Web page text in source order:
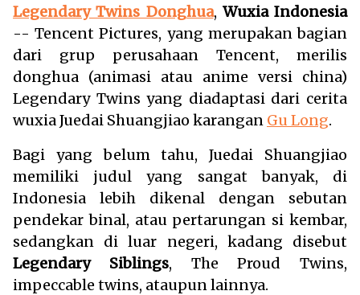
Legendary Twins Donghua, Wuxia Indonesia
-- Tencent Pictures, yang merupakan bagian
dari grup perusahaan Tencent, merilis
donghua (animasi atau anime versi china)
Legendary Twins yang diadaptasi dari cerita
wuxia Juedai Shuangjiao karangan Gu Long.
Bagi yang belum tahu, Juedai Shuangjiao
memiliki judul yang sangat banyak, di
Indonesia lebih dikenal dengan sebutan
pendekar binal, atau pertarungan si kembar,
sedangkan di luar negeri, kadang disebut
Legendary Siblings, The Proud Twins,
impeccable twins, ataupun lainnya.